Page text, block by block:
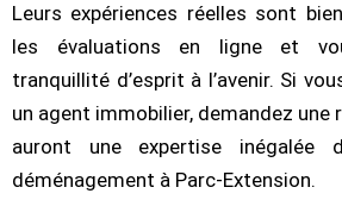
Leurs expériences réelles sont
les évaluations en ligne et
tranquillité d’esprit à l’avenir. Si
un agent immobilier, demandez une
auront une expertise inégalée
déménagement à Parc-Extension.